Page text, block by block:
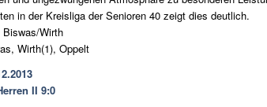
in der Kreisliga der Senioren 40 zeigt dies deutlich.
Biswas/Wirth
Wirth(1), Oppelt
II 9:0